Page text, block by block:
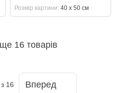
Розмір картини 40 х 50 см
16 товарів
з 16 Вперед